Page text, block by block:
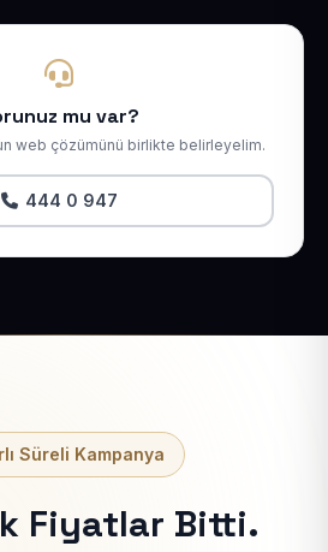
mu var?
web çözümünü birlikte belirleyelim.
444 0 947
Süreli Kampanya
Fiyatlar Bitti.